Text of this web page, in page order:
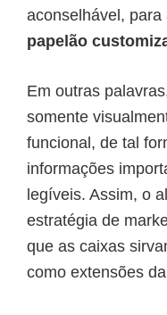
aconselhável, para
papelão
Em outras
somente
funcional, de tal
informações
legíveis. Assim, o
estratégia de
que as caixas
como extensões